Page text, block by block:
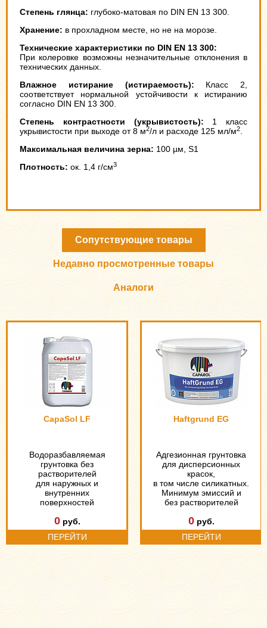
Степень глянца: глубоко-матовая по DIN EN 13 300.
Хранение: в прохладном месте, но не на морозе.
Технические характеристики по DIN EN 13 300:
При колеровке возможны незначительные отклонения в
технических данных.
Влажное истирание (истираемость): Класс 2,
соответствует нормальной устойчивости к истиранию
согласно DIN EN 13 300.
Степень контрастности (укрывистость): 1 класс
укрывистости при выходе от 8 м2/л и расходе 125 мл/м2.
Максимальная величина зерна: 100 µм, S1
Плотность: ок. 1,4 г/см3
Сопутствующие товары
Недавно просмотренные товары
Аналоги
CapaSol LF
Водоразбавляемая
грунтовка без
растворителей
для наружных и
внутренних
поверхностей
0руб.
ПЕРЕЙТИ
Haftgrund EG
Адгезионная грунтовка
для дисперсионных
красок,
в том числе силикатных.
Минимум эмиссий и
без растворителей
0руб.
ПЕРЕЙТИ